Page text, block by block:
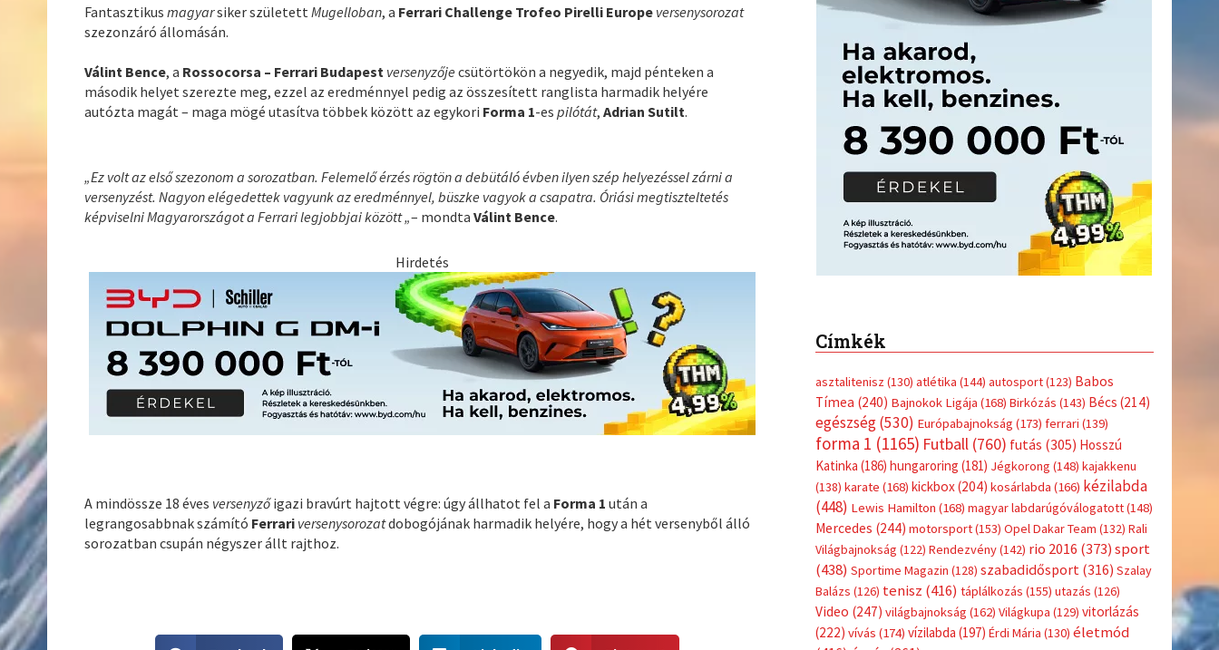
Fantasztikusmagyarsiker születettMugelloban, a Ferrari Challenge Trofeo Pirelli Europe versenysorozat
szezonzáró állomásán.
Válint Bence, a Rossocorsa – Ferrari Budapest versenyzőjecsütörtökön a negyedik, majd pénteken a
második helyet szerezte meg, ezzel az eredménnyel pedig az összesített ranglista harmadik helyére
autózta magát – maga mögé utasítva többek között az egykori Forma 1-espilótát,Adrian Sutilt.
„Ez volt az első szezonom a sorozatban. Felemelő érzés rögtön a debütáló évben ilyen szép helyezéssel zárni a
versenyzést. Nagyon elégedettek vagyunk az eredménnyel, büszke vagyok a csapatra. Óriási megtiszteltetés
képviselni Magyarországot a Ferrari legjobbjai között „– mondtaVálint Bence.
Hirdetés
A mindössze 18 éves versenyzőigazi bravúrt hajtott végre: úgy állhatot fel a Forma 1után a
legrangosabbnak számító Ferrari versenysorozatdobogójának harmadik helyére, hogy a hét versenyből álló
sorozatban csupán négyszer állt rajthoz.
Címkék
asztalitenisz (130) atlétika (144) autosport(123) Babos
Tímea (240) Bajnokok Ligája (168) Birkózás (143) Bécs (214)
egészség(530) Európabajnokság (173) ferrari (139)
forma 1 (1165) Futball(760) futás (305) Hosszú
Katinka (186) hungaroring (181) Jégkorong (148) kajakkenu
(138) karate (168) kickbox(204) kosárlabda (166) kézilabda
(448) Lewis Hamilton (168) magyar labdarúgóválogatott(148)
Mercedes (244) motorsport(153) Opel Dakar Team (132) Rali
Világbajnokság (122) Rendezvény(142) rio 2016 (373) sport
(438) Sportime Magazin (128) szabadidősport (316) Szalay
Balázs (126) tenisz (416) táplálkozás (155) utazás (126)
Video (247) világbajnokság (162) Világkupa (129) vitorlázás
(222) vívás (174) vízilabda (197) Érdi Mária (130) életmód